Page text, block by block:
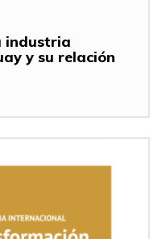
industria
y su relación